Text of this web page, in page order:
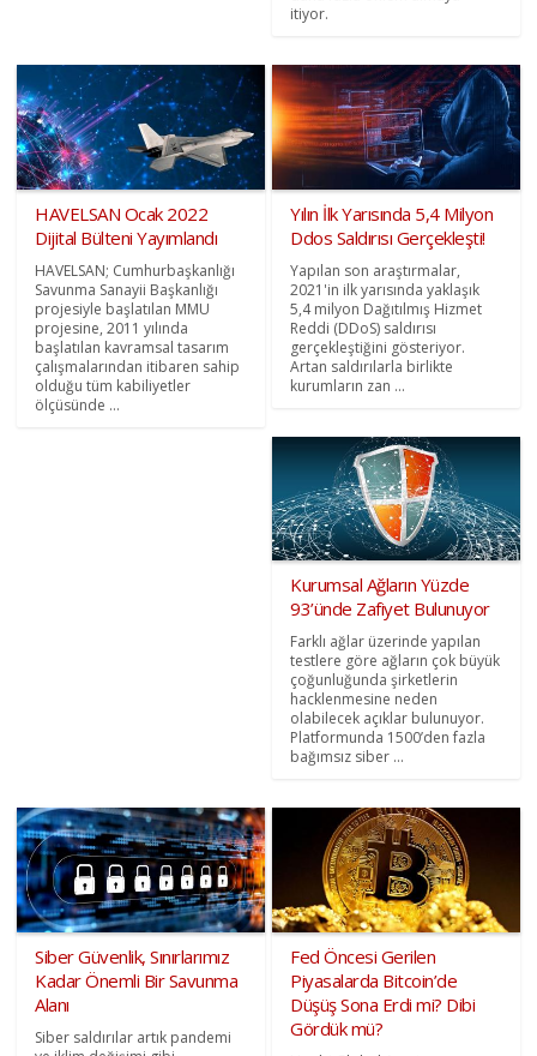
itiyor.
HAVELSAN Ocak 2022
Dijital Bülteni Yayımlandı
HAVELSAN; Cumhurbaşkanlığı
Savunma Sanayii Başkanlığı
projesiyle başlatılan MMU
projesine, 2011 yılında
başlatılan kavramsal tasarım
çalışmalarından itibaren sahip
olduğu tüm kabiliyetler
ölçüsünde ...
Yılın İlk Yarısında 5,4 Milyon
Ddos Saldırısı Gerçekleşti!
Yapılan son araştırmalar,
2021'in ilk yarısında yaklaşık
5,4 milyon Dağıtılmış Hizmet
Reddi (DDoS) saldırısı
gerçekleştiğini gösteriyor.
Artan saldırılarla birlikte
kurumların zan ...
Kurumsal Ağların Yüzde
93’ünde Zafiyet Bulunuyor
Farklı ağlar üzerinde yapılan
testlere göre ağların çok büyük
çoğunluğunda şirketlerin
hacklenmesine neden
olabilecek açıklar bulunuyor.
Platformunda 1500’den fazla
bağımsız siber ...
Siber Güvenlik, Sınırlarımız
Kadar Önemli Bir Savunma
Alanı
Siber saldırılar artık pandemi
Fed Öncesi Gerilen
Piyasalarda Bitcoin’de
Düşüş Sona Erdi mi? Dibi
Gördük mü?